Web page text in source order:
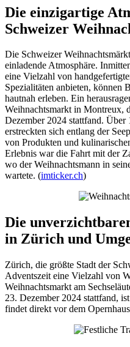
Die einzigartige
Schweizer
Die Schweizer
einladende Atmosphäre.
eine Vielzahl von
Spezialitäten anbieten, können
hautnah erleben. Ein
Weihnachtsmarkt in Montreux,
Dezember 2024 stattfand.
erstreckten sich entlang der
von Produkten und
Erlebnis war die Fahrt mit der
wo der Weihnachtsmann in
wartete. (imticker.ch)
Die
in Zürich und
Zürich, die größte Stadt der
Adventszeit eine Vielzahl von
Weihnachtsmarkt am
23. Dezember 2024 stattfand,
findet direkt vor dem